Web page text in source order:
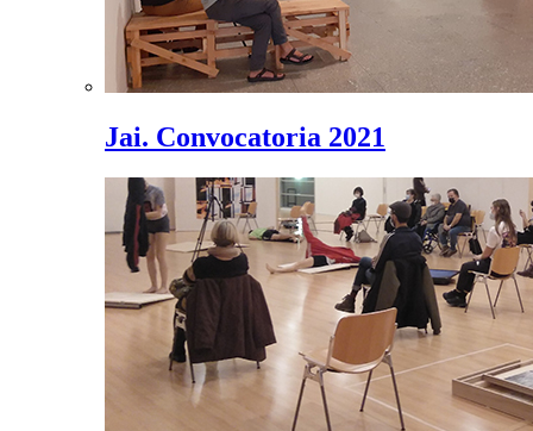
Jai. Convocatoria 2021